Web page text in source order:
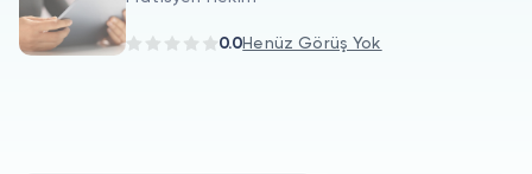
0.0Henüz Görüş Yok